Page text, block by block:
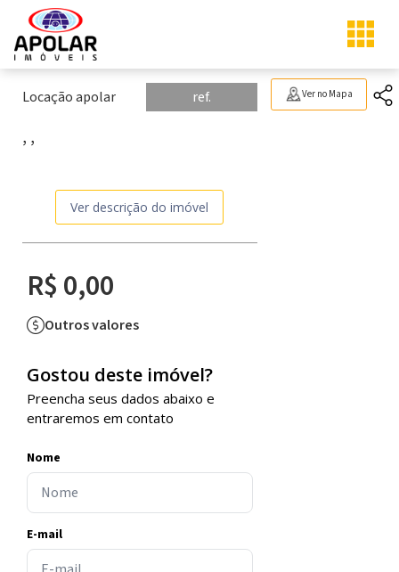
Ver no Mapa
Locação apolar ref.
, ,
Ver descrição do imóvel
R$ 0,00
Outros valores
Gostou deste imóvel?
Preencha seus dados abaixo e
entraremos em contato
Nome
E-mail